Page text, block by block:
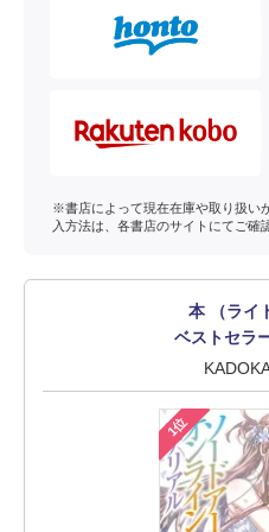
※書店によって現在在庫や取り扱い
入方法は、各書店のサイトにてご確
本 （ライ
ベストセラ
1位